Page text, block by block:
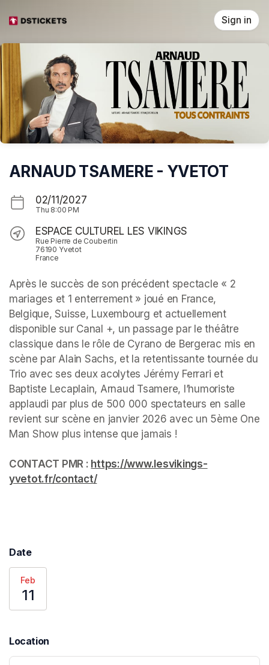
Sign in
ARNAUD TSAMERE - YVETOT
02/11/2027
Thu 8:00 PM
ESPACE CULTUREL LES VIKINGS
Rue Pierre de Coubertin
76190 Yvetot
France
Après le succès de son précédent spectacle « 2
mariages et 1 enterrement » joué en France,
Belgique, Suisse, Luxembourg et actuellement
disponible sur Canal +, un passage par le théâtre
classique dans le rôle de Cyrano de Bergerac mis en
scène par Alain Sachs, et la retentissante tournée du
Trio avec ses deux acolytes Jérémy Ferrari et
Baptiste Lecaplain, Arnaud Tsamere, l’humoriste
applaudi par plus de 500 000 spectateurs en salle
revient sur scène en janvier 2026 avec un 5ème One
Man Show plus intense que jamais !
CONTACT PMR : https://www.lesvikings-
yvetot.fr/contact/(opens in a new tab)
Date
Feb
11
Location